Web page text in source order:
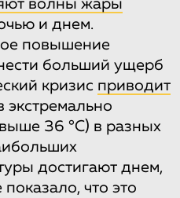
волны жары
и днем.
повышение
больший ущерб
кризис приводит
экстремально
36 °С) в разных
достигают днем,
что это